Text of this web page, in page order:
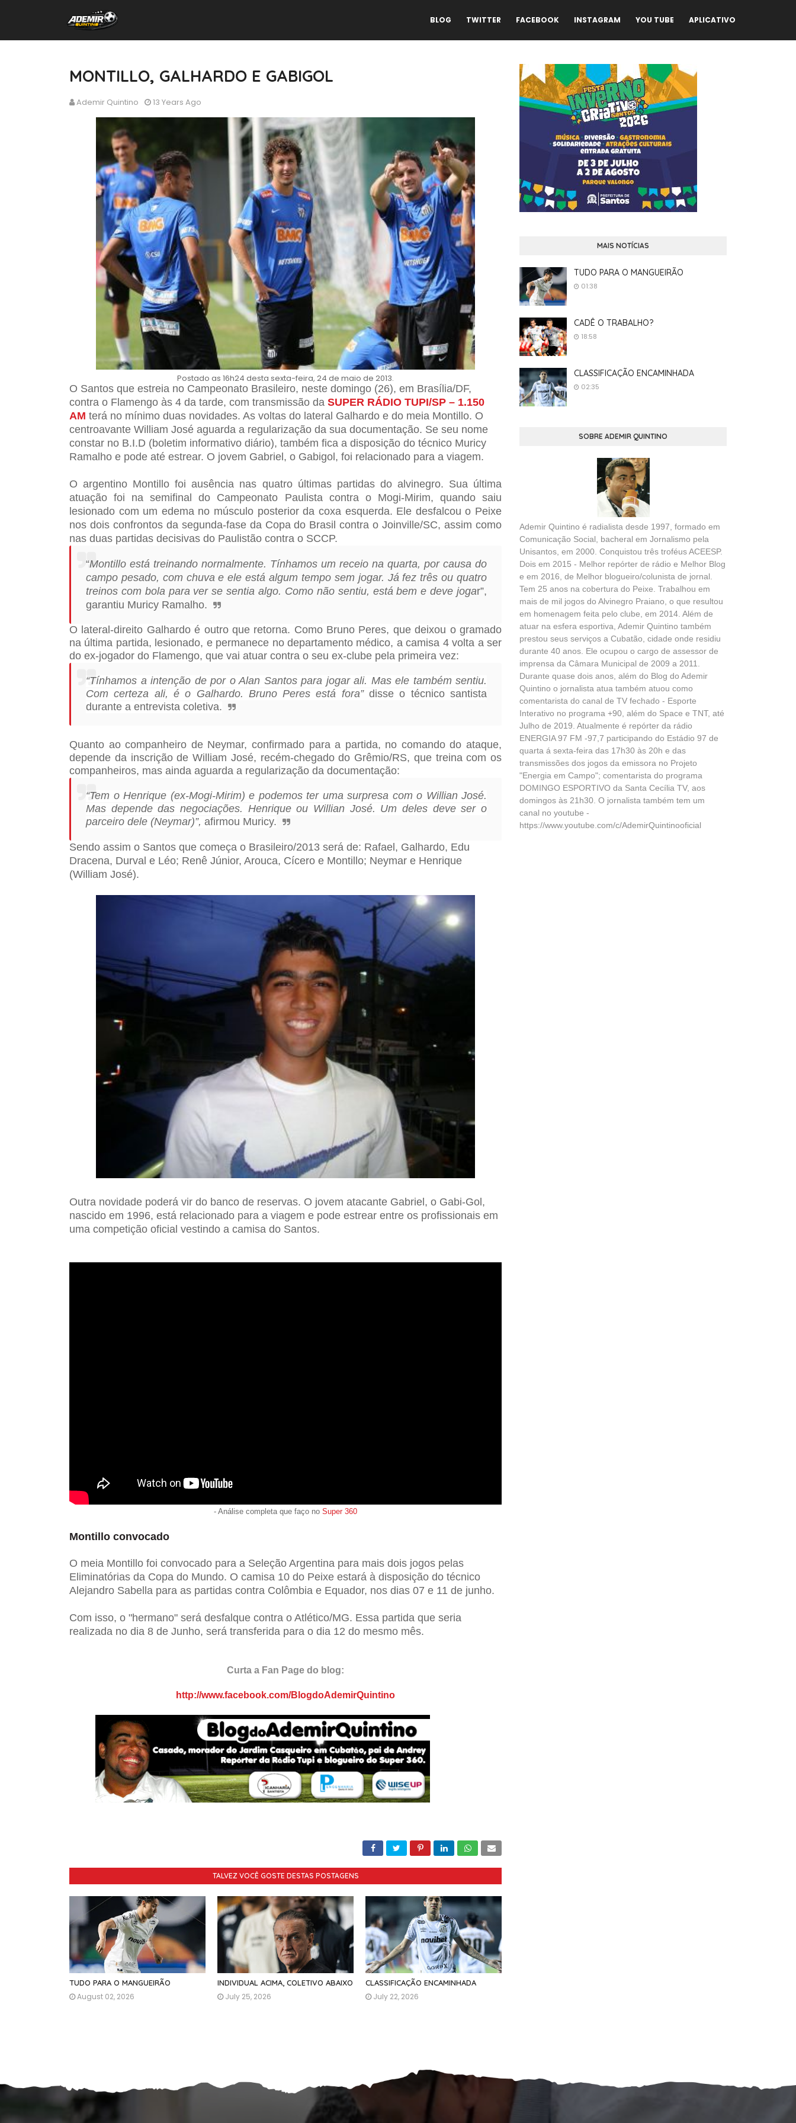
BLOG TWITTER FACEBOOK INSTAGRAM YOU TUBE APLICATIVO
MONTILLO, GALHARDO E GABIGOL
Ademir Quintino 13 Years Ago
Postado as 16h24 desta sexta-feira, 24 de maio de 2013.
O Santos que estreia no Campeonato Brasileiro, neste domingo (26), em Brasília/DF,
contra o Flamengo às 4 da tarde, com transmissão da SUPER RÁDIO TUPI/SP – 1.150
AM terá no mínimo duas novidades. As voltas do lateral Galhardo e do meia Montillo. O
centroavante William José aguarda a regularização da sua documentação. Se seu nome
constar no B.I.D (boletim informativo diário), também fica a disposição do técnico Muricy
Ramalho e pode até estrear. O jovem Gabriel, o Gabigol, foi relacionado para a viagem.
O argentino Montillo foi ausência nas quatro últimas partidas do alvinegro. Sua última
atuação foi na semifinal do Campeonato Paulista contra o Mogi-Mirim, quando saiu
lesionado com um edema no músculo posterior da coxa esquerda. Ele desfalcou o Peixe
nos dois confrontos da segunda-fase da Copa do Brasil contra o Joinville/SC, assim como
nas duas partidas decisivas do Paulistão contra o SCCP.
“Montillo está treinando normalmente. Tínhamos um receio na quarta, por causa do
campo pesado, com chuva e ele está algum tempo sem jogar. Já fez três ou quatro
treinos com bola para ver se sentia algo. Como não sentiu, está bem e deve jogar”,
garantiu Muricy Ramalho.
O lateral-direito Galhardo é outro que retorna. Como Bruno Peres, que deixou o gramado
na última partida, lesionado, e permanece no departamento médico, a camisa 4 volta a ser
do ex-jogador do Flamengo, que vai atuar contra o seu ex-clube pela primeira vez:
“Tínhamos a intenção de por o Alan Santos para jogar ali. Mas ele também sentiu.
Com certeza ali, é o Galhardo. Bruno Peres está fora”disse o técnico santista
durante a entrevista coletiva.
Quanto ao companheiro de Neymar, confirmado para a partida, no comando do ataque,
depende da inscrição de William José, recém-chegado do Grêmio/RS, que treina com os
companheiros, mas ainda aguarda a regularização da documentação:
“Tem o Henrique (ex-Mogi-Mirim) e podemos ter uma surpresa com o Willian José.
Mas depende das negociações. Henrique ou Willian José. Um deles deve ser o
parceiro dele (Neymar)”, afirmou Muricy.
Sendo assim o Santos que começa o Brasileiro/2013 será de: Rafael, Galhardo, Edu
Dracena, Durval e Léo; Renê Júnior, Arouca, Cícero e Montillo; Neymar e Henrique
(William José).
Outra novidade poderá vir do banco de reservas. O jovem atacante Gabriel, o Gabi-Gol,
nascido em 1996, está relacionado para a viagem e pode estrear entre os profissionais em
uma competição oficial vestindo a camisa do Santos.
- Análise completa que faço no Super 360
Montillo convocado
O meia Montillo foi convocado para a Seleção Argentina para mais dois jogos pelas
Eliminatórias da Copa do Mundo. O camisa 10 do Peixe estará à disposição do técnico
Alejandro Sabella para as partidas contra Colômbia e Equador, nos dias 07 e 11 de junho.
Com isso, o "hermano" será desfalque contra o Atlético/MG. Essa partida que seria
realizada no dia 8 de Junho, será transferida para o dia 12 do mesmo mês.
Curta a Fan Page do blog:
http://www.facebook.com/BlogdoAdemirQuintino
TALVEZ VOCÊ GOSTE DESTAS POSTAGENS
TUDO PARA O MANGUEIRÃO
August 02, 2026
INDIVIDUAL ACIMA, COLETIVO ABAIXO
July 25, 2026
CLASSIFICAÇÃO ENCAMINHADA
July 22, 2026
MAIS NOTÍCIAS
TUDO PARA O MANGUEIRÃO
01:38
CADÊ O TRABALHO?
18:58
CLASSIFICAÇÃO ENCAMINHADA
02:35
SOBRE ADEMIR QUINTINO
Ademir Quintino é radialista desde 1997, formado em
Comunicação Social, bacheral em Jornalismo pela
Unisantos, em 2000. Conquistou três troféus ACEESP.
Dois em 2015 - Melhor repórter de rádio e Melhor Blog
e em 2016, de Melhor blogueiro/colunista de jornal.
Tem 25 anos na cobertura do Peixe. Trabalhou em
mais de mil jogos do Alvinegro Praiano, o que resultou
em homenagem feita pelo clube, em 2014. Além de
atuar na esfera esportiva, Ademir Quintino também
prestou seus serviços a Cubatão, cidade onde residiu
durante 40 anos. Ele ocupou o cargo de assessor de
imprensa da Câmara Municipal de 2009 a 2011.
Durante quase dois anos, além do Blog do Ademir
Quintino o jornalista atua também atuou como
comentarista do canal de TV fechado - Esporte
Interativo no programa +90, além do Space e TNT, até
Julho de 2019. Atualmente é repórter da rádio
ENERGIA 97 FM -97,7 participando do Estádio 97 de
quarta á sexta-feira das 17h30 às 20h e das
transmissões dos jogos da emissora no Projeto
"Energia em Campo"; comentarista do programa
DOMINGO ESPORTIVO da Santa Cecília TV, aos
domingos às 21h30. O jornalista também tem um
canal no youtube -
https://www.youtube.com/c/AdemirQuintinooficial